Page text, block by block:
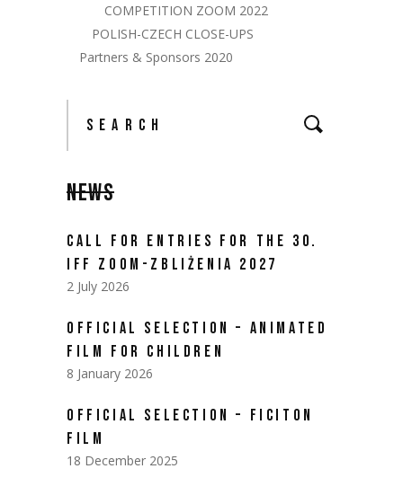
COMPETITION ZOOM 2022
POLISH-CZECH CLOSE-UPS
Partners & Sponsors 2020
NEWS
CALL FOR ENTRIES FOR THE 30.
IFF ZOOM-ZBLIŻENIA 2027
2 July 2026
OFFICIAL SELECTION – ANIMATED
FILM FOR CHILDREN
8 January 2026
OFFICIAL SELECTION – FICITON
FILM
18 December 2025